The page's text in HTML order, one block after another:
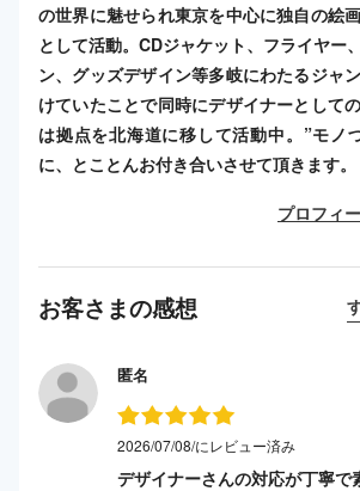
の世界に魅せられ東京を中心に独自の絵
として活動。CDジャケット、フライヤー
ン、グッズデザイン等多岐にわたるジャ
けていたことで同時にデザイナーとして
は拠点を北海道に移して活動中。”モノ
に、とことんお付き合いさせて頂きます。
プロフィ
お客さまの感想
匿名
2026/07/08/にレビュー済み
デザイナーさんの対応が丁寧で